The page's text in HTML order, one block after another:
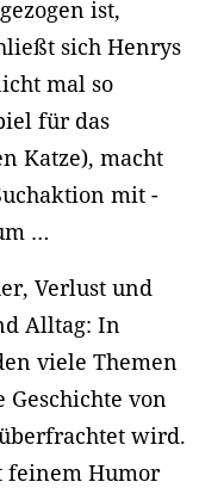
ist,
sich Henrys
mal so
für das
Katze), macht
mit -
…
Verlust und
Alltag: In
viele Themen
Geschichte von
wird.
feinem Humor